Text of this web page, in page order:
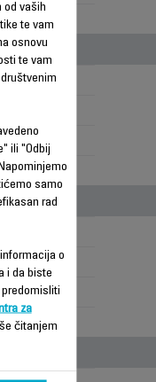
0.27 m
230 V
30
2400 W
od vaših
te vam
osnovu
te vam
ili "Odbij
samo
rad
o
i da biste
za
čitanjem